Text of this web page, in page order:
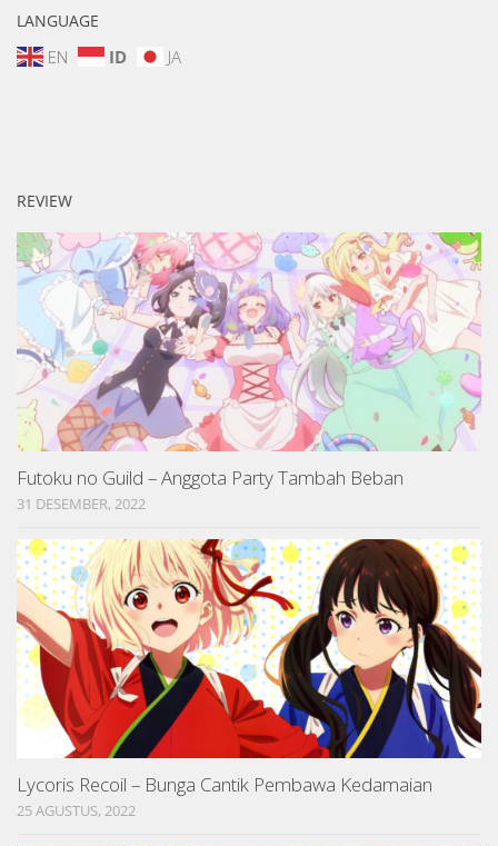
LANGUAGE
EN ID JA
REVIEW
Futoku no Guild – Anggota Party Tambah Beban
31 DESEMBER, 2022
Lycoris Recoil – Bunga Cantik Pembawa Kedamaian
25 AGUSTUS, 2022